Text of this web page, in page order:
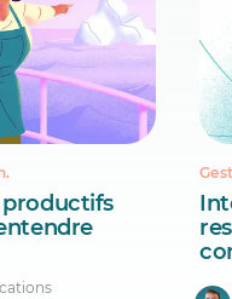
productifs